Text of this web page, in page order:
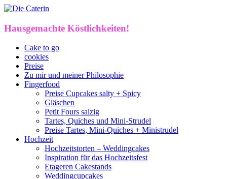
Hausgemachte Köstlichkeiten!
Cake to go
cookies
Preise
Zu mir und meiner Philosophie
Fingerfood
Preise Cupcakes salty + Spicy
Gläschen
Petit Fours salzig
Tartes, Quiches und Mini-Strudel
Preise Tartes, Mini-Quiches + Ministrudel
Hochzeit
Hochzeitstorten – Weddingcakes
Inspiration für das Hochzeitsfest
Etageren Cakestands
Weddingcupcakes